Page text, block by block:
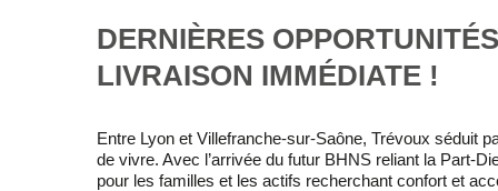
DERNIÈRES
LIVRAISON IMMÉDIATE !
Entre Lyon et Villefranche-sur-Saône, Trévoux séduit
de vivre. Avec l’arrivée du futur BHNS reliant la Part-
pour les familles et les actifs recherchant confort et